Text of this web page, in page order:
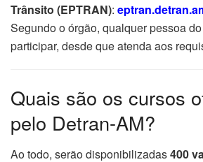
Trânsito (EPTRAN):
Segundo o órgão, qualquer pessoa
participar, desde que atenda aos
Quais são os cursos
pelo Detran-AM?
Ao todo, serão disponibilizadas400